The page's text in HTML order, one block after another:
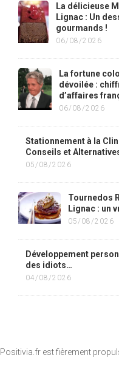
La délicieuse
Lignac : Un
gourmands !
06/08/2026
La fortune
dévoilée :
d’affaires
06/08/2026
Stationnement à la
Conseils et
05/08/2026
Tournedos
Lignac : un
05/08/2026
Développement
des idiots…
04/08/2026
Positivia.fr est fièrement